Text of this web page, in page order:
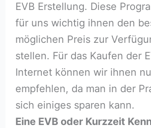
EVB Erstellung. Diese
für uns wichtig ihnen den
möglichen Preis zur
stellen. Für das Kaufen der
Internet können wir ihnen
empfehlen, da man in der
sich einiges sparen kann.
Eine EVB oder Kurzzeit